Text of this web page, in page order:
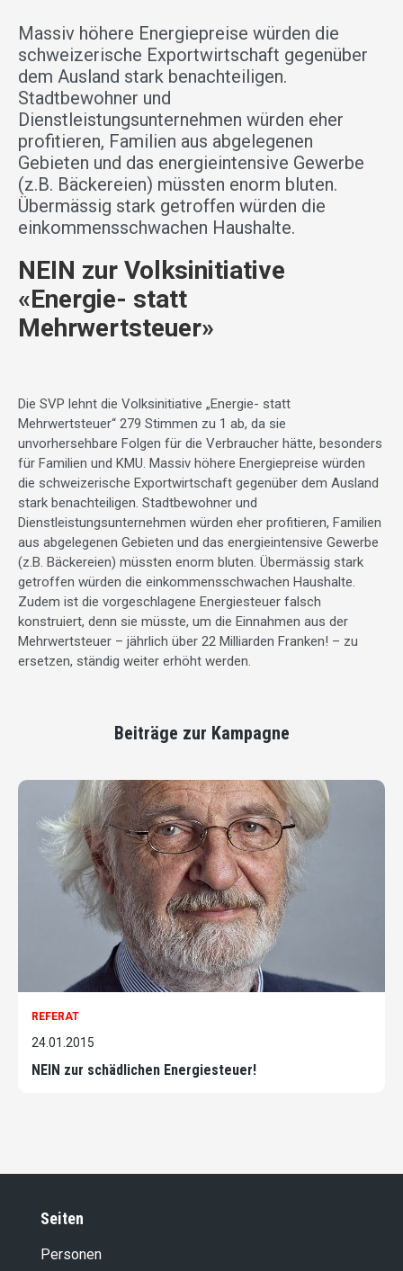
Massiv höhere Energiepreise würden die
schweizerische Exportwirtschaft gegenüber
dem Ausland stark benachteiligen.
Stadtbewohner und
Dienstleistungsunternehmen würden eher
profitieren, Familien aus abgelegenen
Gebieten und das energieintensive Gewerbe
(z.B. Bäckereien) müssten enorm bluten.
Übermässig stark getroffen würden die
einkommensschwachen Haushalte.
NEIN zur Volksinitiative
«Energie- statt
Mehrwertsteuer»
Die SVP lehnt die Volksinitiative „Energie- statt
Mehrwertsteuer“ 279 Stimmen zu 1 ab, da sie
unvorhersehbare Folgen für die Verbraucher hätte, besonders
für Familien und KMU. Massiv höhere Energiepreise würden
die schweizerische Exportwirtschaft gegenüber dem Ausland
stark benachteiligen. Stadtbewohner und
Dienstleistungsunternehmen würden eher profitieren, Familien
aus abgelegenen Gebieten und das energieintensive Gewerbe
(z.B. Bäckereien) müssten enorm bluten. Übermässig stark
getroffen würden die einkommensschwachen Haushalte.
Zudem ist die vorgeschlagene Energiesteuer falsch
konstruiert, denn sie müsste, um die Einnahmen aus der
Mehrwertsteuer – jährlich über 22 Milliarden Franken! – zu
ersetzen, ständig weiter erhöht werden.
Beiträge zur Kampagne
REFERAT
24.01.2015
NEIN zur schädlichen Energiesteuer!
Seiten
Personen